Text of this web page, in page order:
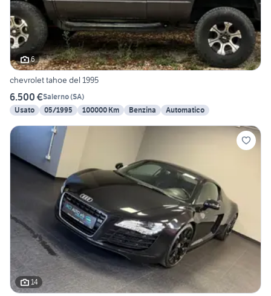
6
chevrolet tahoe del 1995
6.500 €Salerno(SA)
Usato
05/1995 100000 Km Benzina Automatico
14